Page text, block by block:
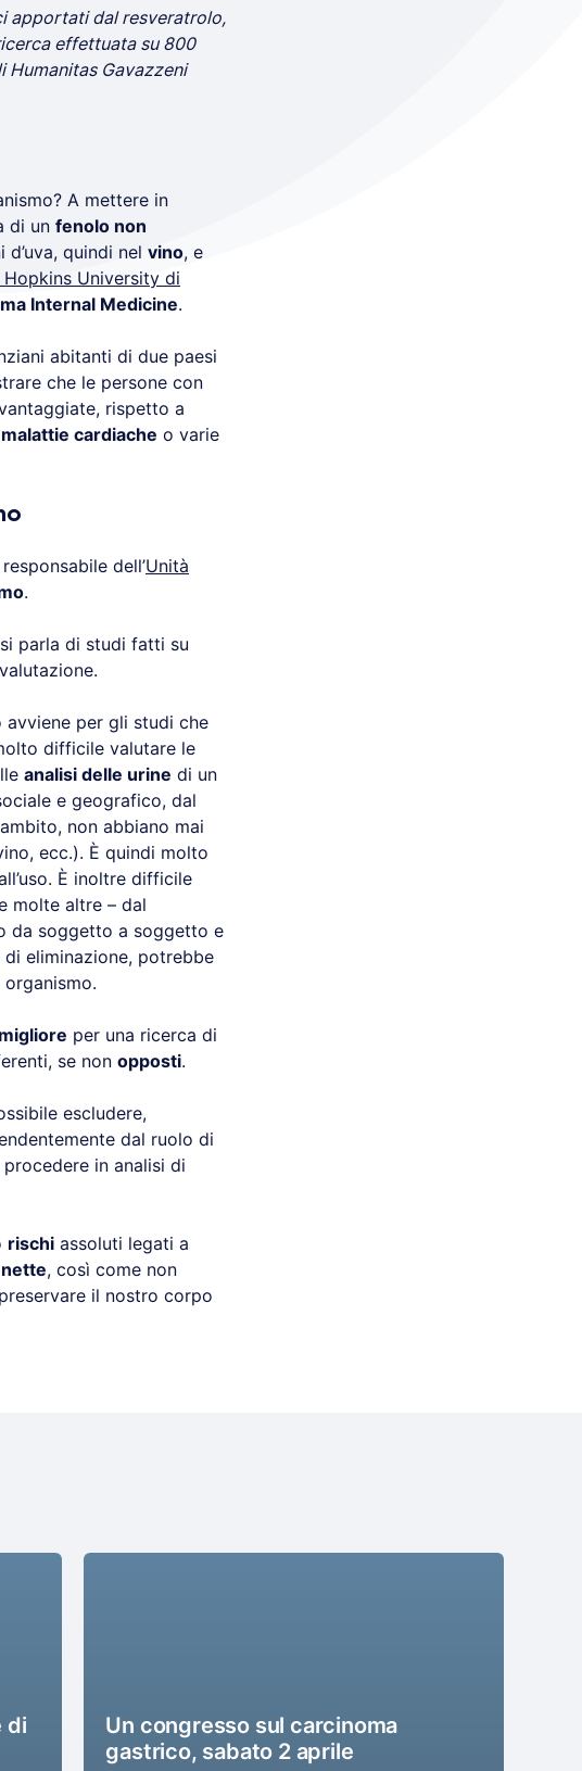
apportati dal resveratrolo,
effettuata su 800
Humanitas Gavazzeni
A mettere in
di un fenolo non
quindi nel vino, e
Hopkins University di
Internal Medicine.
abitanti di due paesi
che le persone con
rispetto a
malattie cardiache o varie
responsabile dell’Unità
.
parla di studi fatti su
per gli studi che
difficile valutare le
analisi delle urine di un
e geografico, dal
non abbiano mai
ecc.). È quindi molto
È inoltre difficile
molte altre – dal
da soggetto a soggetto e
eliminazione, potrebbe
per una ricerca di
se non opposti.
escludere,
dal ruolo di
in analisi di
rischi assoluti legati a
, così come non
il nostro corpo
di
Un congresso sul carcinoma
gastrico, sabato 2 aprile